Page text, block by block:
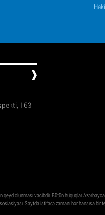
163
qeyd olunması vacibdir. Bütün hüquqlar
Saytda istifadə zamanı hər hansısa